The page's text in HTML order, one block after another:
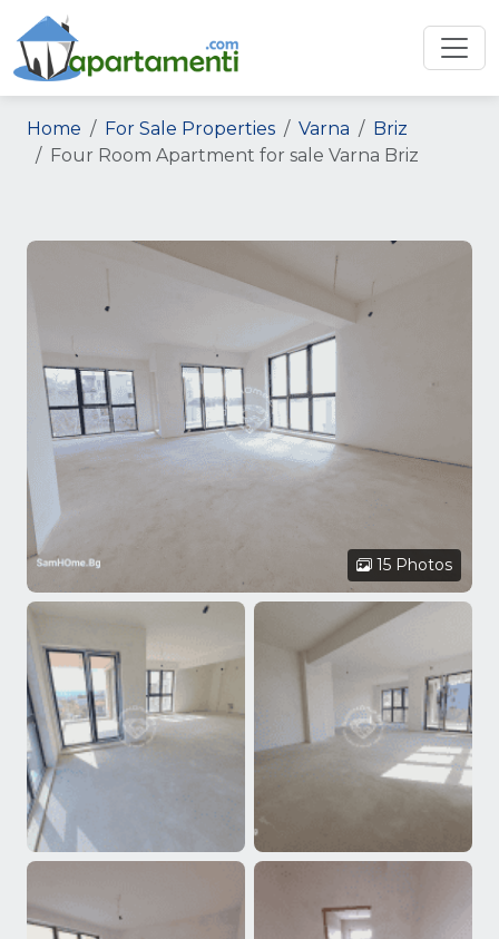
Home For Sale Properties Varna
Briz
Four Room Apartment for sale Varna Briz
15 Photos